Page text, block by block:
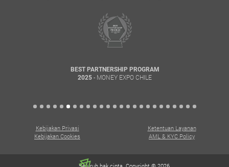
BEST PARTNERSHIP PROGRAM
2025 - MONEY EXPO CHILE
Kebijakan Privasi
Ketentuan Layanan
Kebijakan Cookies
AML & KYC Policy